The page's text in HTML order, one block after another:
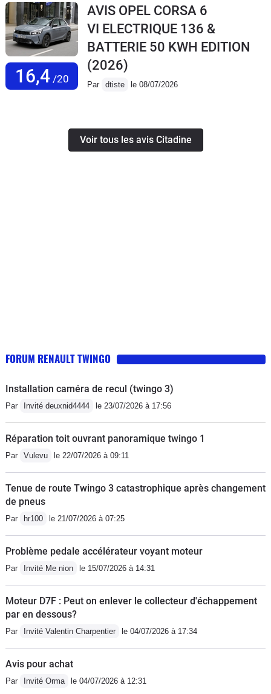
16,4/20
AVIS OPEL CORSA 6
VI ELECTRIQUE 136 &
BATTERIE 50 KWH EDITION
(2026)
Par dtiste le 08/07/2026
Voir tous les avis Citadine
FORUM RENAULT TWINGO
Installation caméra de recul (twingo 3)
Par Invité deuxnid4444 le 23/07/2026 à 17:56
Réparation toit ouvrant panoramique twingo 1
Par Vulevu le 22/07/2026 à 09:11
Tenue de route Twingo 3 catastrophique après changement
de pneus
Par hr100 le 21/07/2026 à 07:25
Problème pedale accélérateur voyant moteur
Par Invité Me nion le 15/07/2026 à 14:31
Moteur D7F : Peut on enlever le collecteur d'échappement
par en dessous?
Par Invité Valentin Charpentier le 04/07/2026 à 17:34
Avis pour achat
Par Invité Orma le 04/07/2026 à 12:31